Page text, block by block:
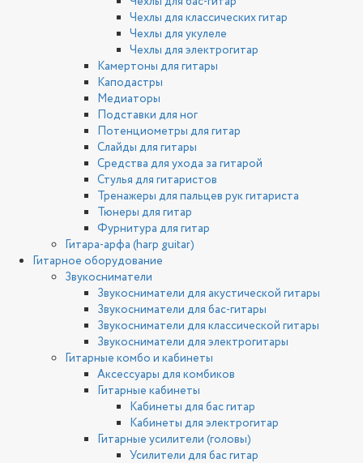
Чехлы для классических гитар
Чехлы для укулеле
Чехлы для электрогитар
Камертоны для гитары
Каподастры
Медиаторы
Подставки для ног
Потенциометры для гитар
Слайды для гитары
Средства для ухода за гитарой
Стулья для гитаристов
Тренажеры для пальцев рук гитариста
Тюнеры для гитар
Фурнитура для гитар
Гитара-арфа (harp guitar)
Гитарное оборудование
Звукосниматели
Звукосниматели для акустической гитары
Звукосниматели для бас-гитары
Звукосниматели для классической гитары
Звукосниматели для электрогитары
Гитарные комбо и кабинеты
Аксессуары для комбиков
Гитарные кабинеты
Кабинеты для бас гитар
Кабинеты для электрогитар
Гитарные усилители (головы)
Усилители для бас гитар